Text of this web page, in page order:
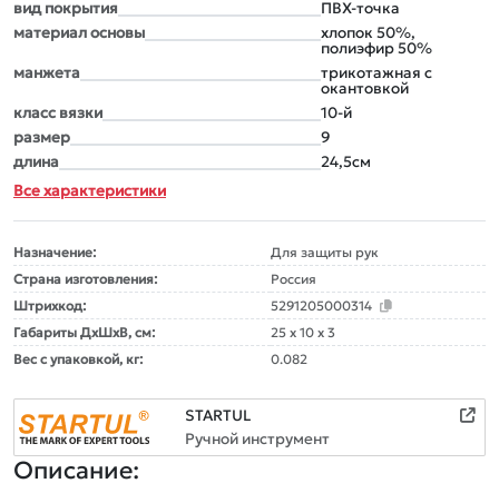
вид покрытия
ПВХ-точка
материал основы
хлопок 50%,
полиэфир 50%
манжета
трикотажная с
окантовкой
класс вязки
10-й
размер
9
длина
24,5см
Все характеристики
Назначение:
Для защиты рук
Страна изготовления:
Россия
Штрихкод:
5291205000314
Габариты ДxШxВ, см:
25 x 10 x 3
Вес с упаковкой, кг:
0.082
STARTUL
Ручной инструмент
Описание: